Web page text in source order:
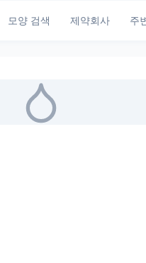
모양 검색 제약회사 주